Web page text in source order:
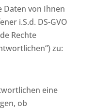
Daten von Ihnen
i.S.d. DS-GVO
Rechte
zu:
eine
ob